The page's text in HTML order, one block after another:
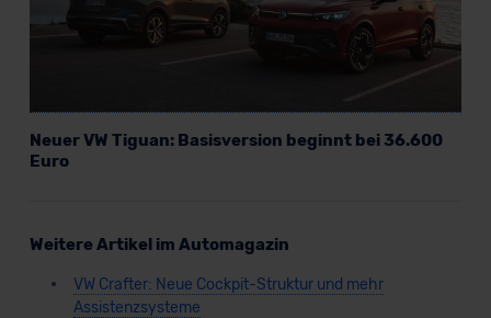
Neuer VW Tiguan: Basisversion beginnt bei 36.600
Euro
Weitere Artikel im Automagazin
VW Crafter: Neue Cockpit-Struktur und mehr
Assistenzsysteme